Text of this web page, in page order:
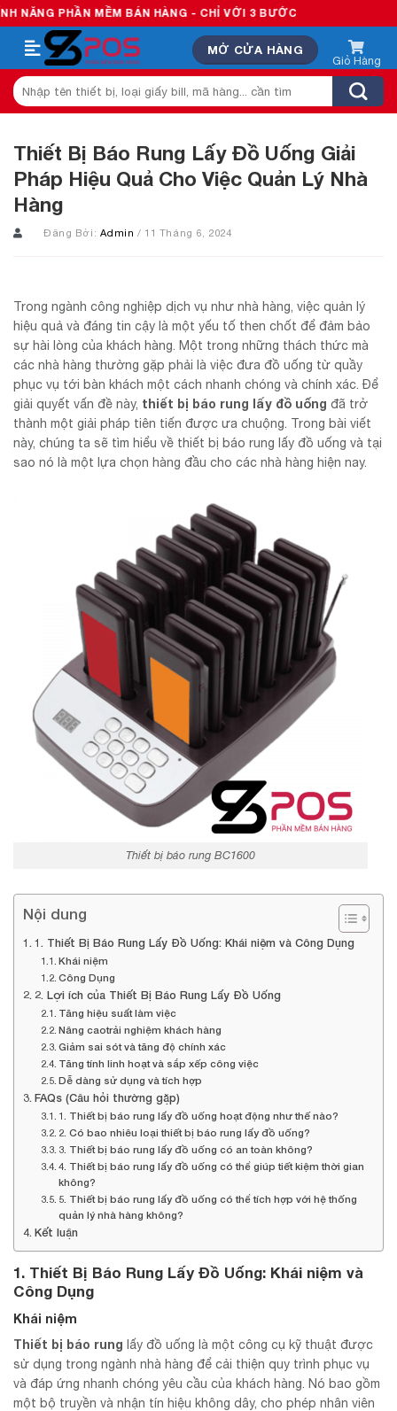
Skip
to
content
MỀM BÁN HÀNG - CHỈ VỚI 3 BƯỚC
MỞ CỬA HÀNG
Tìm
kiếm:
Thiết Bị Báo Rung Lấy Đồ Uống Giải
Pháp Hiệu Quả Cho Việc Quản Lý Nhà
Hàng
Đăng Bởi: Admin/ 11 Tháng 6, 2024
Trong ngành công nghiệp dịch vụ như nhà hàng, việc quản lý
hiệu quả và đáng tin cậy là một yếu tố then chốt để đảm bảo
sự hài lòng của khách hàng. Một trong những thách thức mà
các nhà hàng thường gặp phải là việc đưa đồ uống từ quầy
phục vụ tới bàn khách một cách nhanh chóng và chính xác. Để
giải quyết vấn đề này, thiết bị báo rung lấy đồ uống đã trở
thành một giải pháp tiên tiến được ưa chuộng. Trong bài viết
này, chúng ta sẽ tìm hiểu về thiết bị báo rung lấy đồ uống và tại
sao nó là một lựa chọn hàng đầu cho các nhà hàng hiện nay.
Thiết bị báo rung BC1600
Nội dung
1. Thiết Bị Báo Rung Lấy Đồ Uống: Khái niệm và Công Dụng
Khái niệm
Công Dụng
2. Lợi ích của Thiết Bị Báo Rung Lấy Đồ Uống
Tăng hiệu suất làm việc
Nâng caotrải nghiệm khách hàng
Giảm sai sót và tăng độ chính xác
Tăng tính linh hoạt và sắp xếp công việc
Dễ dàng sử dụng và tích hợp
FAQs (Câu hỏi thường gặp)
1. Thiết bị báo rung lấy đồ uống hoạt động như thế nào?
2. Có bao nhiêu loại thiết bị báo rung lấy đồ uống?
3. Thiết bị báo rung lấy đồ uống có an toàn không?
4. Thiết bị báo rung lấy đồ uống có thể giúp tiết kiệm thời gian
không?
5. Thiết bị báo rung lấy đồ uống có thể tích hợp với hệ thống
quản lý nhà hàng không?
Kết luận
1. Thiết Bị Báo Rung Lấy Đồ Uống: Khái niệm và
Công Dụng
Khái niệm
Thiết bị báo rung lấy đồ uống là một công cụ kỹ thuật được
sử dụng trong ngành nhà hàng để cải thiện quy trình phục vụ
và đáp ứng nhanh chóng yêu cầu của khách hàng. Nó bao gồm
một bộ truyền và nhận tín hiệu không dây, cho phép nhân viên